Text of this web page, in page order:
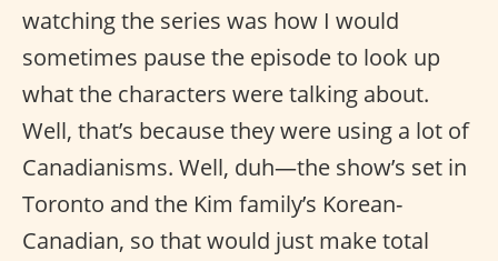
watching the series was how I would
sometimes pause the episode to look up
what the characters were talking about.
Well, that’s because they were using a lot of
Canadianisms. Well, duh—the show’s set in
Toronto and the Kim family’s Korean-
Canadian, so that would just make total